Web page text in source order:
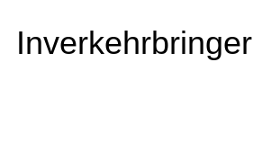
Inverkehrbringer